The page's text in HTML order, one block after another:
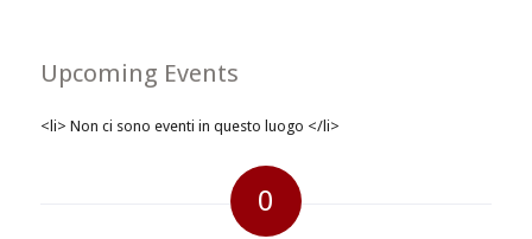
Upcoming Events
<li> Non ci sono eventi in questo luogo </li>
0